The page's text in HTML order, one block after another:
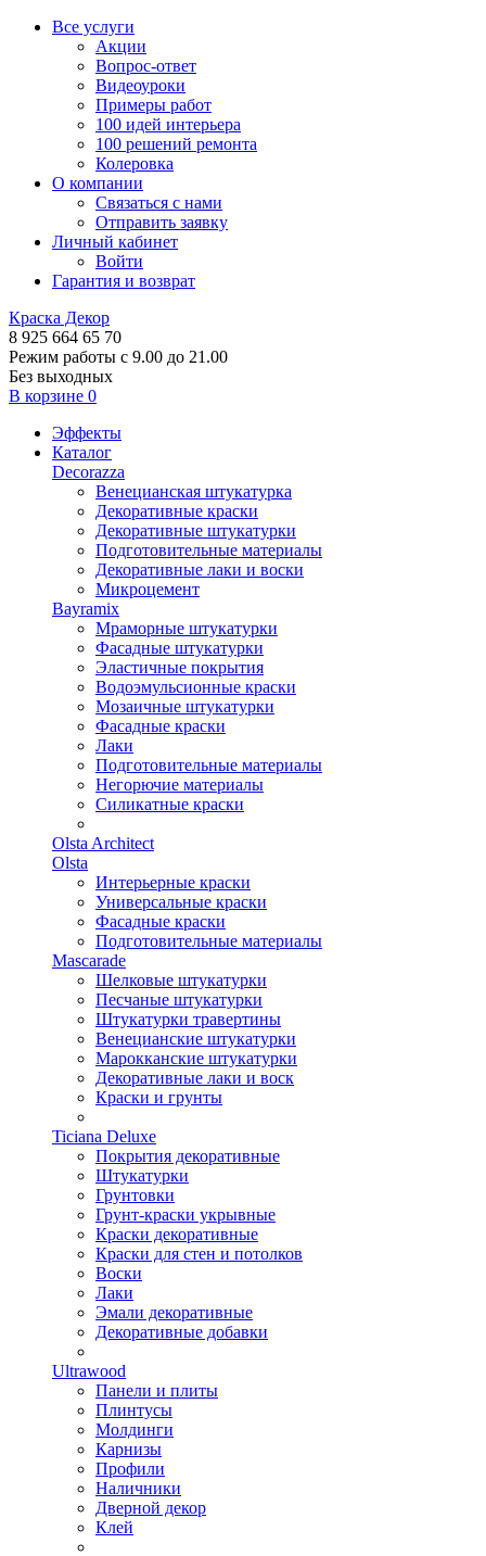
Все услуги
Акции
Вопрос-ответ
Видеоуроки
Примеры работ
100 идей интерьера
100 решений ремонта
Колеровка
О компании
Связаться с нами
Отправить заявку
Личный кабинет
Войти
Гарантия и возврат
Краска Декор
8 925 664 65 70
Режим работы с 9.00 до 21.00
Без выходных
В корзине 0
Эффекты
Каталог
Decorazza
Венецианская штукатурка
Декоративные краски
Декоративные штукатурки
Подготовительные материалы
Декоративные лаки и воски
Микроцемент
Bayramix
Мраморные штукатурки
Фасадные штукатурки
Эластичные покрытия
Водоэмульсионные краски
Мозаичные штукатурки
Фасадные краски
Лаки
Подготовительные материалы
Негорючие материалы
Силикатные краски
Olsta Architect
Olsta
Интерьерные краски
Универсальные краски
Фасадные краски
Подготовительные материалы
Mascarade
Шелковые штукатурки
Песчаные штукатурки
Штукатурки травертины
Венецианские штукатурки
Марокканские штукатурки
Декоративные лаки и воск
Краски и грунты
Ticiana Deluxe
Покрытия декоративные
Штукатурки
Грунтовки
Грунт-краски укрывные
Краски декоративные
Краски для стен и потолков
Воски
Лаки
Эмали декоративные
Декоративные добавки
Ultrawood
Панели и плиты
Плинтусы
Молдинги
Карнизы
Профили
Наличники
Дверной декор
Клей